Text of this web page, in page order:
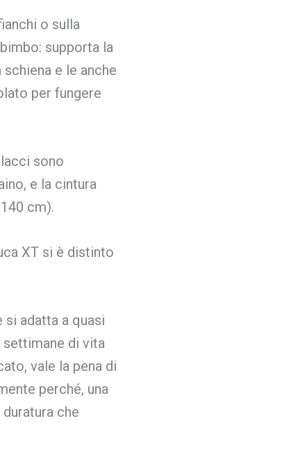
o sulla
supporta la
e le anche
per fungere
sono
e la cintura
cm).
XT si è distinto
adatta a quasi
di vita
vale la pena di
perché, una
che